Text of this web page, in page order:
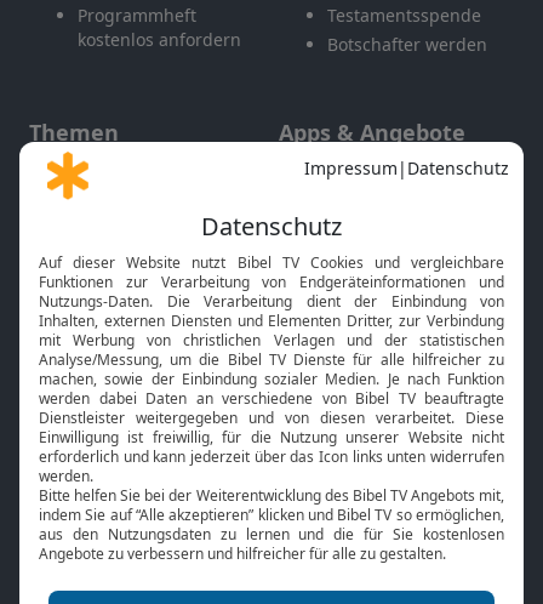
Programmheft
kostenlos anfordern
Testamentsspende
Botschafter werden
Themen
Gott und Bibel erklärt
Neuigkeiten
Apps & Angebote
Mobile App
Smart TV
HbbTV
Bibelthek Online-Bibel
Nächster Gottesdienst
Bibel TV
Über uns
Jobs
Mediadaten
Service
Kontakt
TV-Empfang